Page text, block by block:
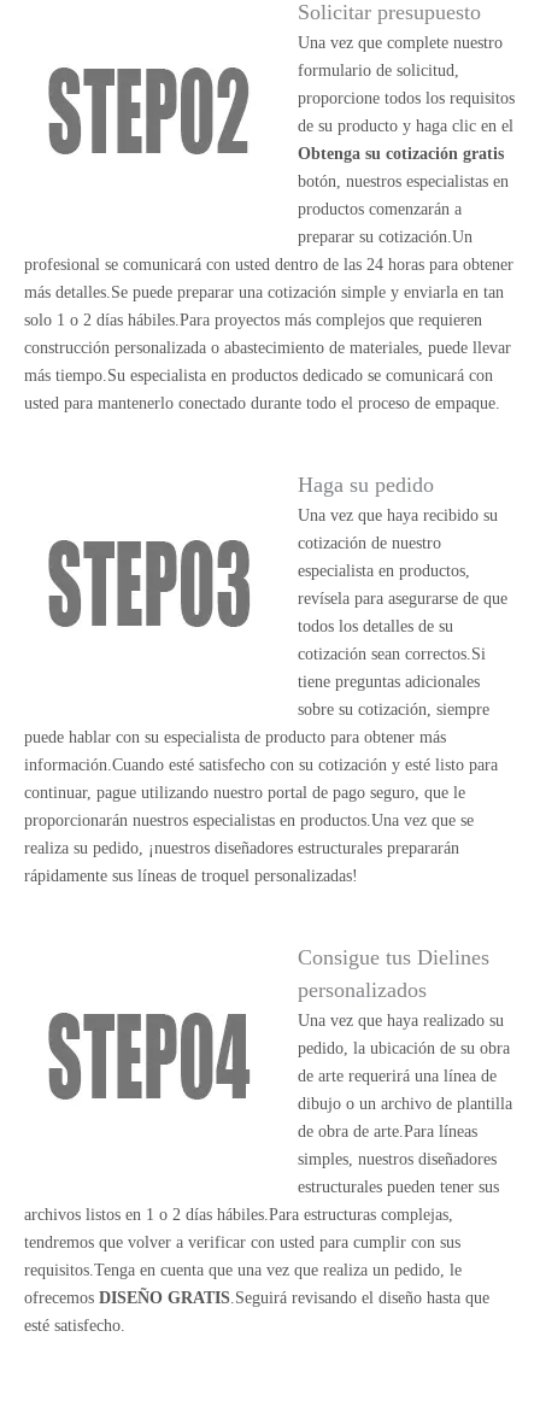
Solicitar presupuesto
Una vez que complete nuestro
formulario de solicitud,
proporcione todos los requisitos
de su producto y haga clic en el
Obtenga su cotización gratis
botón, nuestros especialistas en
productos comenzarán a
preparar su cotización.Un
profesional se comunicará con usted dentro de las 24 horas para obtener
más detalles.Se puede preparar una cotización simple y enviarla en tan
solo 1 o 2 días hábiles.Para proyectos más complejos que requieren
construcción personalizada o abastecimiento de materiales, puede llevar
más tiempo.Su especialista en productos dedicado se comunicará con
usted para mantenerlo conectado durante todo el proceso de empaque.
Haga su pedido
Una vez que haya recibido su
cotización de nuestro
especialista en productos,
revísela para asegurarse de que
todos los detalles de su
cotización sean correctos.Si
tiene preguntas adicionales
sobre su cotización, siempre
puede hablar con su especialista de producto para obtener más
información.Cuando esté satisfecho con su cotización y esté listo para
continuar, pague utilizando nuestro portal de pago seguro, que le
proporcionarán nuestros especialistas en productos.Una vez que se
realiza su pedido, ¡nuestros diseñadores estructurales prepararán
rápidamente sus líneas de troquel personalizadas!
Consigue tus Dielines
personalizados
Una vez que haya realizado su
pedido, la ubicación de su obra
de arte requerirá una línea de
dibujo o un archivo de plantilla
de obra de arte.Para líneas
simples, nuestros diseñadores
estructurales pueden tener sus
archivos listos en 1 o 2 días hábiles.Para estructuras complejas,
tendremos que volver a verificar con usted para cumplir con sus
requisitos.Tenga en cuenta que una vez que realiza un pedido, le
ofrecemos DISEÑO GRATIS.Seguirá revisando el diseño hasta que
esté satisfecho.